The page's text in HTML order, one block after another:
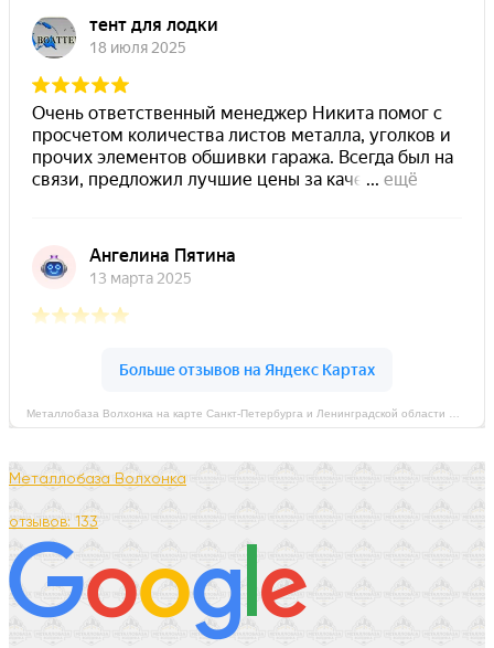
Металлобаза Волхонка на карте Санкт‑Петербурга и Ленинградской области — Яндекс Карты
Металлобаза Волхонка
отзывов: 133